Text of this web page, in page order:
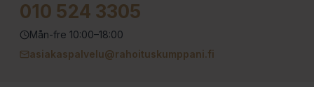
010 524 3305
Mån-fre 10:00–18:00
asiakaspalvelu@rahoituskumppani.fi